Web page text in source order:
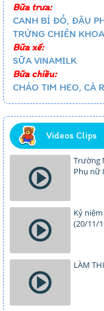
Bữa trưa:
CANH BÍ ĐỎ, ĐẬU
TRỨNG CHIÊN
Bữa xế:
SỮA VINAMILK
Bữa chiều:
CHÁO TIM HEO, CÀ
Videos Clips
Trường
Phụ nữ
Kỷ
(20/11/
LÀM